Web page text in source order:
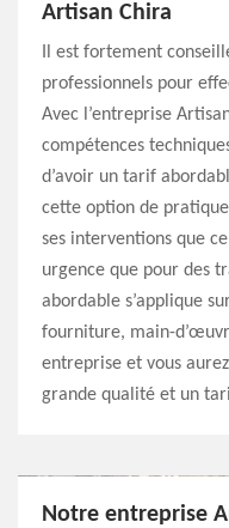
Artisan Chira
Il est fortement
professionnels pour
Avec l’entreprise
compétences
d’avoir un tarif
cette option de
ses interventions que
urgence que pour des
abordable s’applique
fourniture, main-
entreprise et vous
grande qualité et un
Notre entreprise